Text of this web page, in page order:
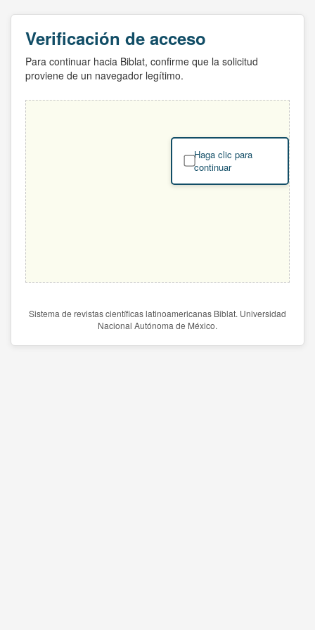
Verificación de acceso
Para continuar hacia Biblat, confirme que la solicitud
proviene de un navegador legítimo.
Haga clic para
continuar
Sistema de revistas científicas latinoamericanas Biblat. Universidad
Nacional Autónoma de México.